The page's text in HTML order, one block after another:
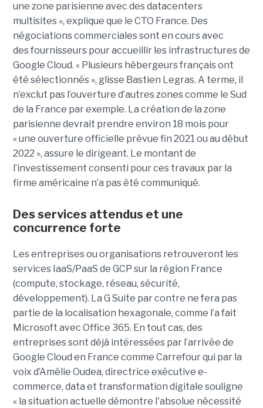
une zone parisienne avec des datacenters
multisites », explique que le CTO France. Des
négociations commerciales sont en cours avec
des fournisseurs pour accueillir les infrastructures de
Google Cloud. « Plusieurs hébergeurs français ont
été sélectionnés », glisse Bastien Legras. A terme, il
n’exclut pas l’ouverture d’autres zones comme le Sud
de la France par exemple. La création de la zone
parisienne devrait prendre environ 18 mois pour
« une ouverture officielle prévue fin 2021 ou au début
2022 », assure le dirigeant. Le montant de
l’investissement consenti pour ces travaux par la
firme américaine n’a pas été communiqué.
Des services attendus et une
concurrence forte
Les entreprises ou organisations retrouveront les
services IaaS/PaaS de GCP sur la région France
(compute, stockage, réseau, sécurité,
développement). La G Suite par contre ne fera pas
partie de la localisation hexagonale, comme l’a fait
Microsoft avec Office 365. En tout cas, des
entreprises sont déjà intéressées par l’arrivée de
Google Cloud en France comme Carrefour qui par la
voix d’Amélie Oudea, directrice exécutive e-
commerce, data et transformation digitale souligne
« la situation actuelle démontre l'absolue nécessité